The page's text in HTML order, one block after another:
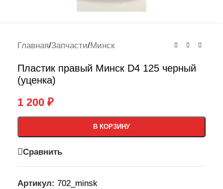
Главная/Запчасти/Минск
Пластик правый Минск D4 125 черный
(уценка)
1 200 ₽
В КОРЗИНУ
Сравнить
Артикул: 702_minsk